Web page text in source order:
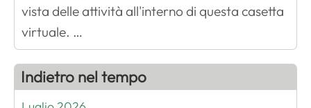
vista delle attività all'interno di questa casetta
virtuale. …
Indietro nel tempo